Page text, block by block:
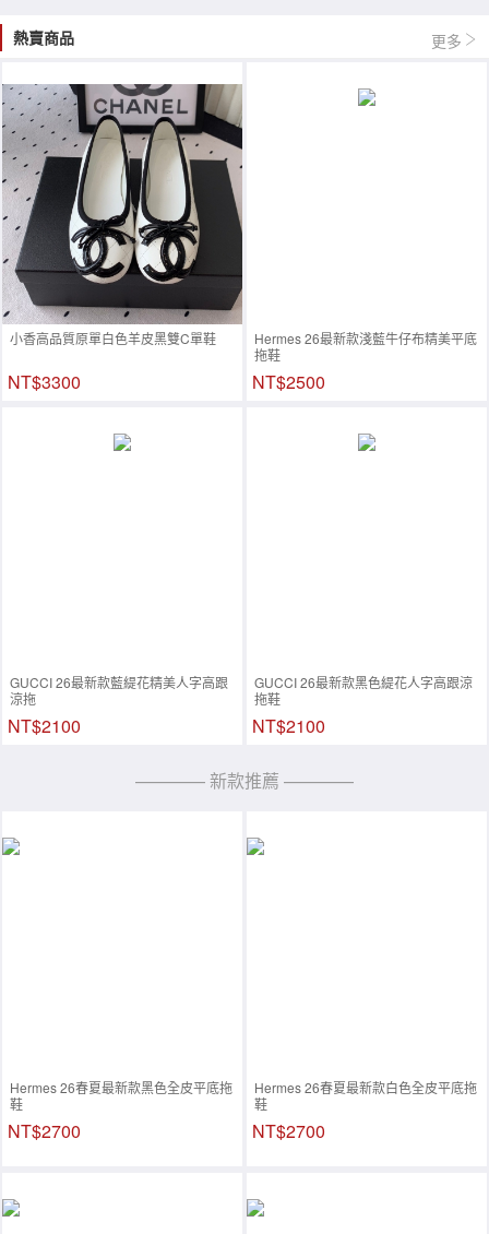
熱賣商品 更多
小香高品質原單白色羊皮黑雙C單鞋
NT$3300
Hermes 26最新款淺藍牛仔布精美平底
拖鞋
NT$2500
GUCCI 26最新款藍緹花精美人字高跟
涼拖
NT$2100
GUCCI 26最新款黑色緹花人字高跟涼
拖鞋
NT$2100
———— 新款推薦 ————
Hermes 26春夏最新款黑色全皮平底拖
鞋
NT$2700
Hermes 26春夏最新款白色全皮平底拖
鞋
NT$2700